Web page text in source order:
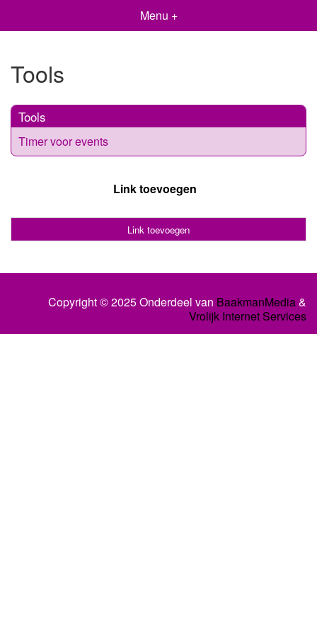
Menu +
Tools
Tools
Timer voor events
Link toevoegen
Link toevoegen
Copyright © 2025 Onderdeel van BaakmanMedia&
Vrolijk Internet Services